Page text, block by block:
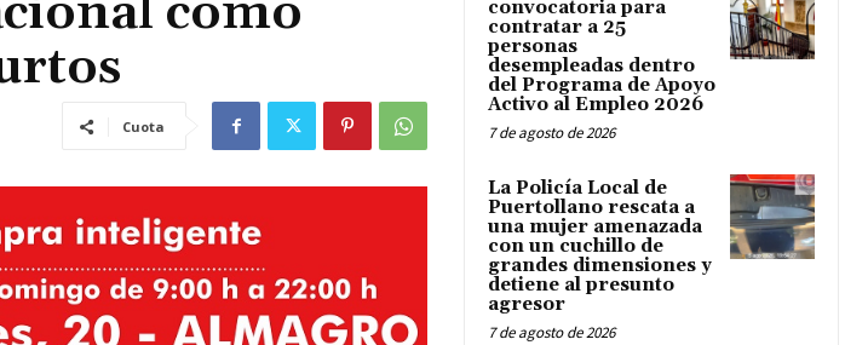
como
Cuota
convocatoria para
contratar a 25
personas
desempleadas dentro
del Programa de Apoyo
Activo al Empleo 2026
7 de agosto de 2026
La Policía Local de
Puertollano rescata a
una mujer amenazada
con un cuchillo de
grandes dimensiones y
detiene al presunto
agresor
7 de agosto de 2026